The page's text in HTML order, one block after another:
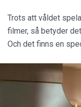
Trots att våldet
filmer, så betyder
Och det finns en